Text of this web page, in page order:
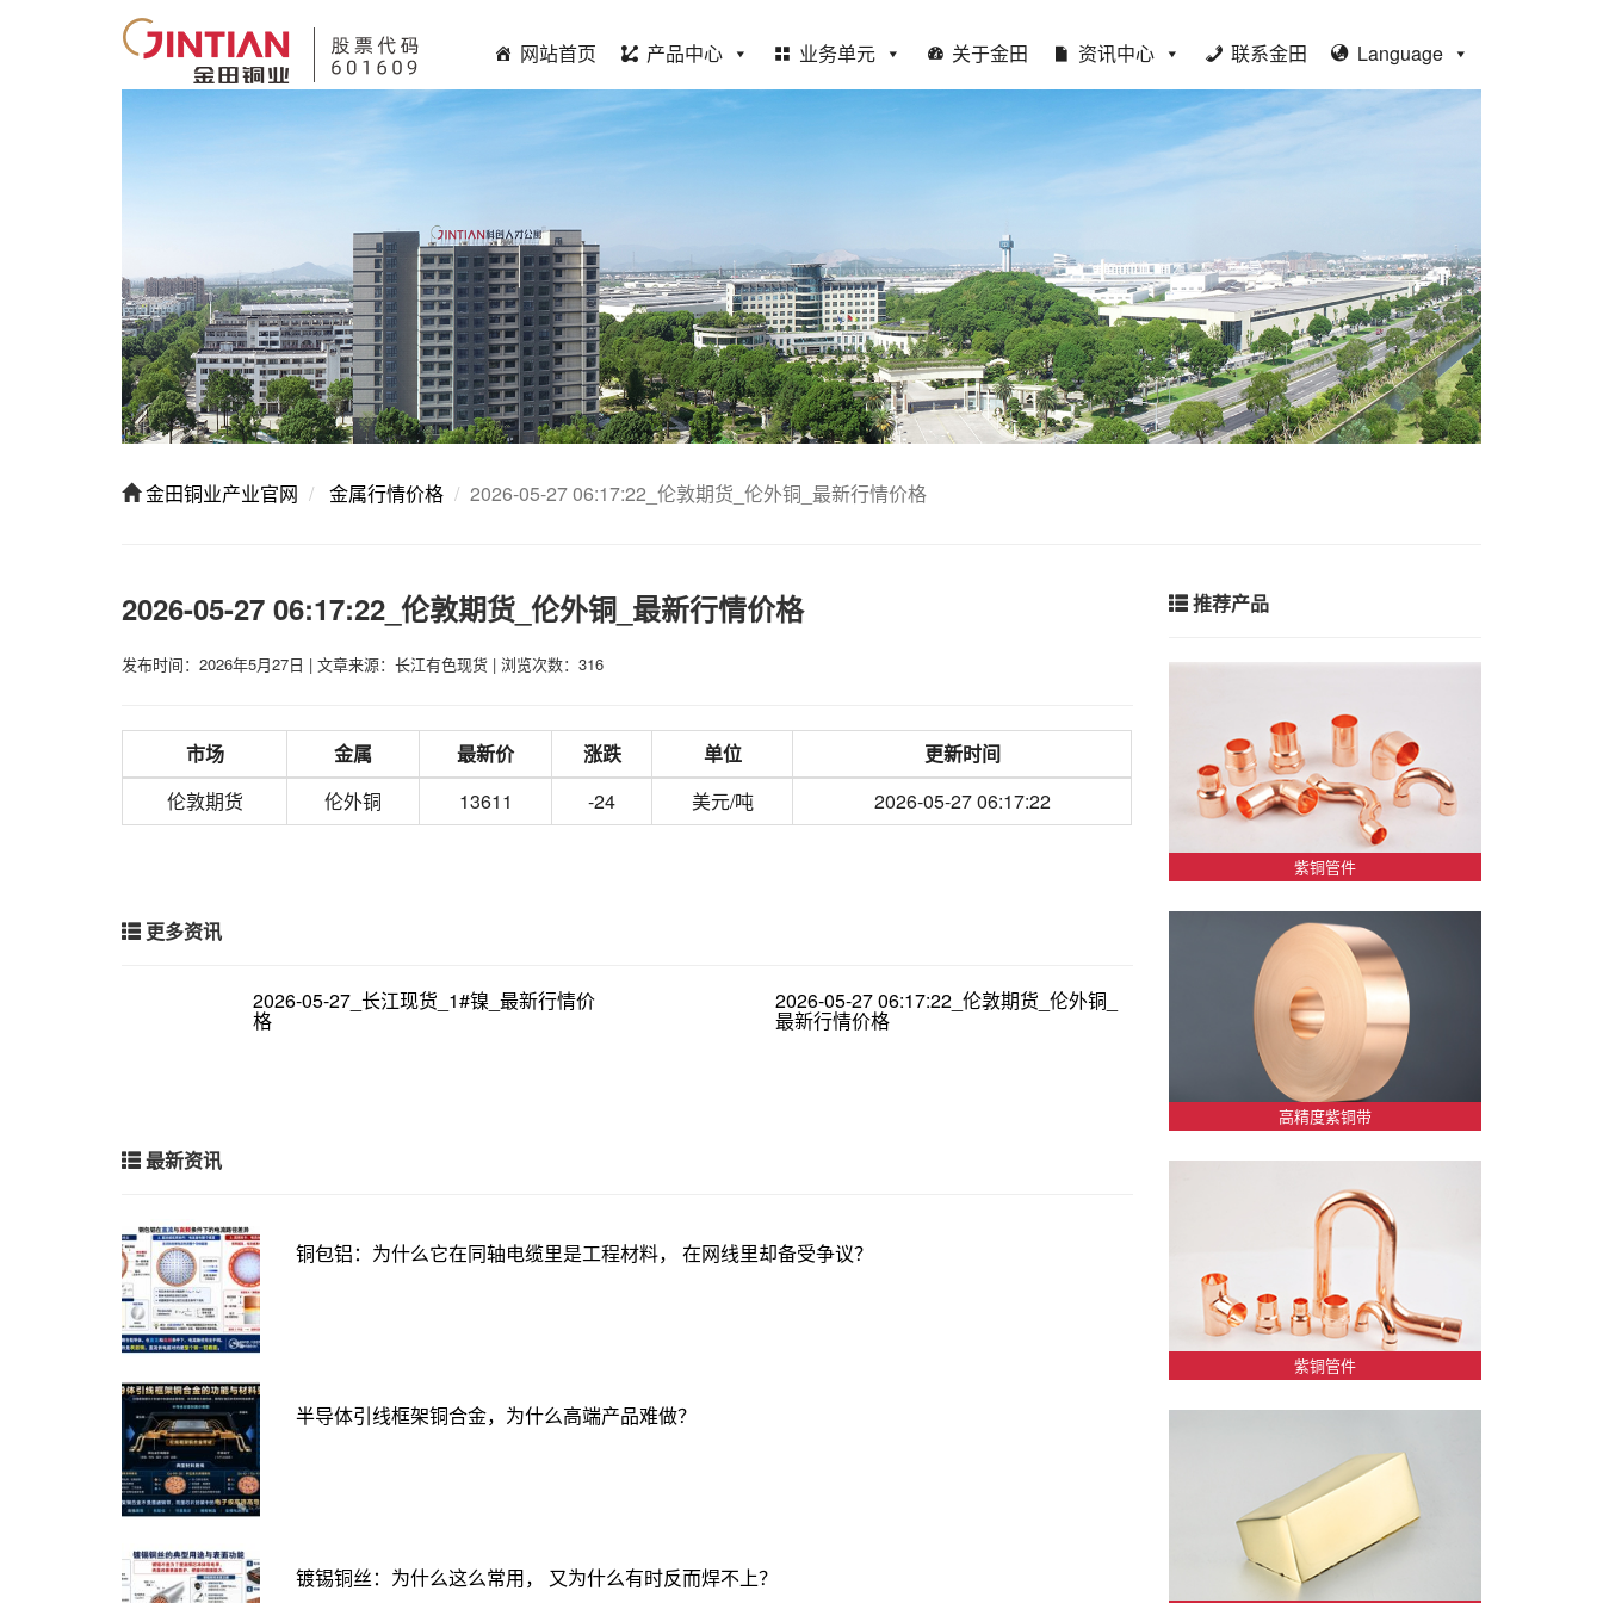
网站首页 产品中心 业务单元 关于金田 资讯中心 联系金田 Language
金田铜业产业官网 金属行情价格 2026-05-27 06:17:22_伦敦期货_伦外铜_最新行情价格
2026-05-27 06:17:22_伦敦期货_伦外铜_最新行情价格
发布时间：2026年5月27日 | 文章来源：长江有色现货 | 浏览次数：316
市场 金属 最新价 涨跌 单位
更新时间
伦敦期货
伦外铜 13611 -24 美元/吨 2026-05-27 06:17:22
更多资讯
2026-05-27_长江现货_1#镍_最新行情价
格
2026-05-27 06:17:22_伦敦期货_伦外铜_
最新行情价格
最新资讯
铜包铝：为什么它在同轴电缆里是工程材料， 在网线里却备受争议？
半导体引线框架铜合金，为什么高端产品难做？
镀锡铜丝：为什么这么常用， 又为什么有时反而焊不上？
推荐产品
紫铜管件
高精度紫铜带
紫铜管件